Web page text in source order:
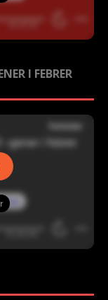
I FEBRER